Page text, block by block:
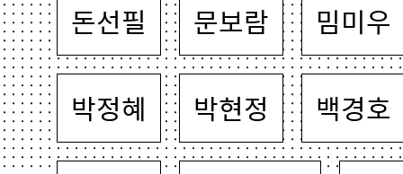
돈선필 문보람 밈미우
박정혜 박현정 백경호